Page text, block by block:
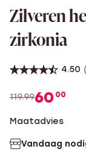
Zilveren
zirkonia
4.50
119.9960 00
Maatadvies
Vandaag